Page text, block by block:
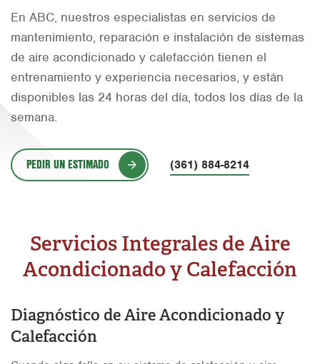
Orlando
Rio Grande Valley
San Antonio
Tyler
En ABC, nuestros especialistas en servicios de
mantenimiento, reparación e instalación de sistemas
de aire acondicionado y calefacción tienen el
entrenamiento y experiencia necesarios, y están
disponibles las 24 horas del día, todos los días de la
semana.
PEDIR UN ESTIMADO (361) 884-8214
Servicios Integrales de Aire
Acondicionado y Calefacción
Diagnóstico de Aire Acondicionado y
Calefacción